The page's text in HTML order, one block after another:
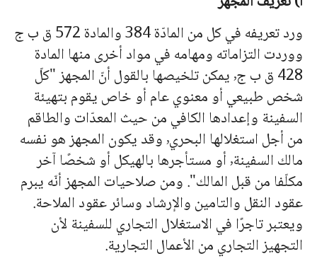
ورد تعريفه في كل من المادّة 384 والمادة 572 ق ب ج
ووردت التزاماته ومهامه في مواد أخرى منها المادة
428 ق ب ج٬ يمكن تلخيصها بالقول أنّ المجهز "كلّ
شخص طبيعي أو معنوي عام أو خاص يقوم بتهيئة
السفينة وإعدادها الكافي من حيث المعدّات والطاقم
من أجل استغلالها البحري٬ وقد يكون المجهز هو نفسه
مالك السفينة٬ أو مستأجرها بالهيكل أو شخصًا آخر
مكلّفا من قبل المالك". ومن صلاحيات المجهز أنّه يبرم
عقود النقل والتامين والإرشاد وسائر عقود الملاحة.
ويعتبر تاجرًا في الاستغلال التجاري للسفينة لأن
التجهيز التجاري من الأعمال التجارية.